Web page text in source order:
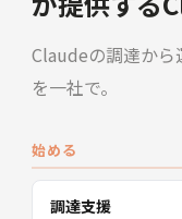
Claudeの調達から
を一社で。
始める
調達支援